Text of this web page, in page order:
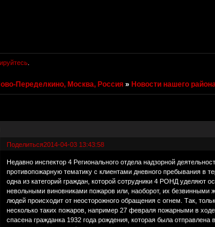
.
Переделкино, Москва, Россия »Новости нашего
Поделиться2014-04-03 13:43:58
Недавно инспектор 4 Регионального отдела надзорной
противопожарную тематику с клиентами дневного пребывания в
одна из категорий граждан, которой сотрудники 4 РОНД уделяют
невольными виновниками пожаров или, наоборот, их
людей происходит от неосторожного обращения с огнем. Так,
несколько таких пожаров, например 27 февраля пожарными в
спасена гражданка 1932 года рождения, которая была